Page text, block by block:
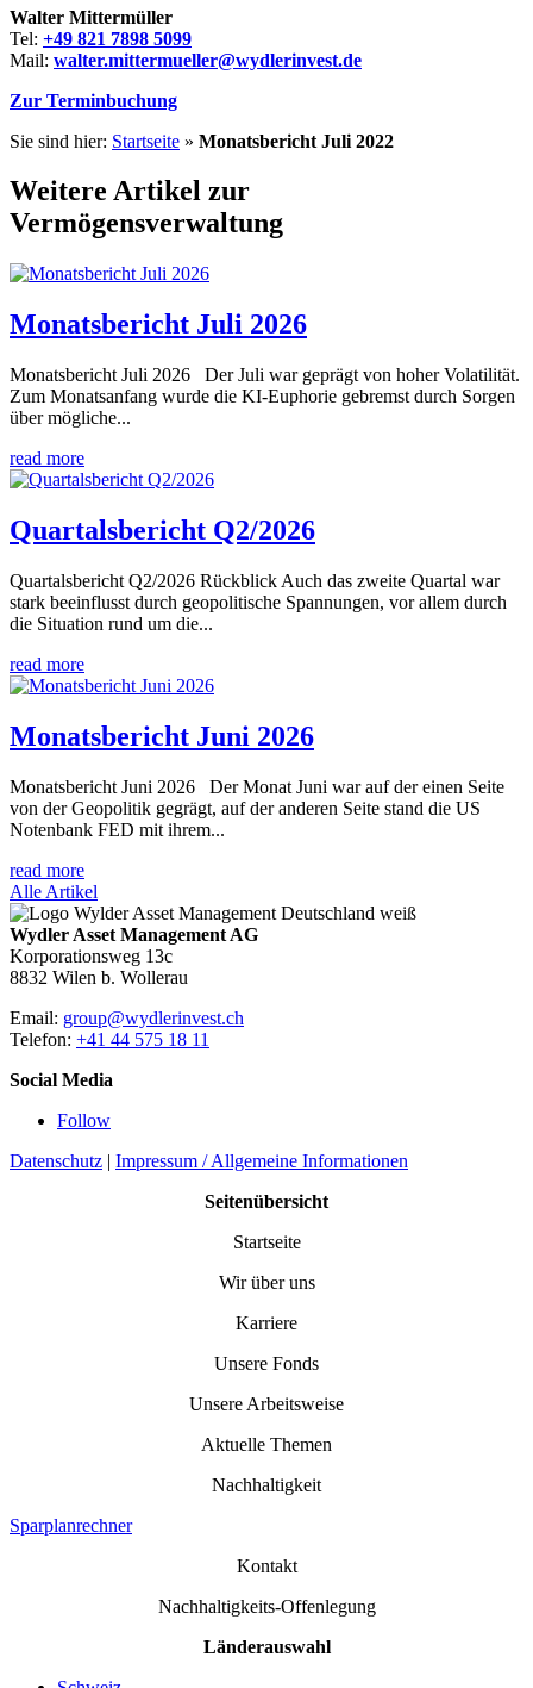
Walter Mittermüller
Tel: +49 821 7898 5099
Mail: walter.mittermueller@wydlerinvest.de
Zur Terminbuchung
Sie sind hier: Startseite » Monatsbericht Juli 2022
Weitere Artikel zur
Vermögensverwaltung
Monatsbericht Juli 2026
Monatsbericht Juli 2026 Der Juli war geprägt von hoher Volatilität.
Zum Monatsanfang wurde die KI-Euphorie gebremst durch Sorgen
über mögliche...
read more
Quartalsbericht Q2/2026
Quartalsbericht Q2/2026 Rückblick Auch das zweite Quartal war
stark beeinflusst durch geopolitische Spannungen, vor allem durch
die Situation rund um die...
read more
Monatsbericht Juni 2026
Monatsbericht Juni 2026 Der Monat Juni war auf der einen Seite
von der Geopolitik gegrägt, auf der anderen Seite stand die US
Notenbank FED mit ihrem...
read more
Alle Artikel
Wydler Asset Management AG
Korporationsweg 13c
8832 Wilen b. Wollerau
Email: group@wydlerinvest.ch
Telefon: +41 44 575 18 11
Social Media
Follow
Datenschutz | Impressum / Allgemeine Informationen
Seitenübersicht
Startseite
Wir über uns
Karriere
Unsere Fonds
Unsere Arbeitsweise
Aktuelle Themen
Nachhaltigkeit
Sparplanrechner
Kontakt
Nachhaltigkeits-Offenlegung
Länderauswahl